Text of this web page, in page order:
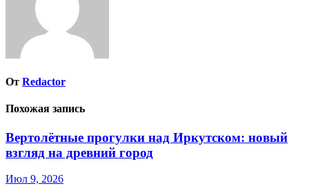
От Redactor
Похожая запись
Вертолётные прогулки над Иркутском: новый
взгляд на древний город
Июл 9, 2026